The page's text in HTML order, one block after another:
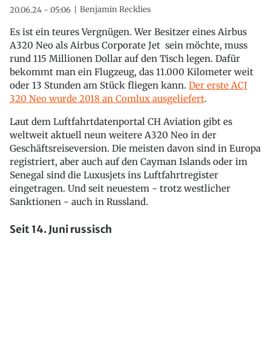
20.06.24 - 05:06 Benjamin Recklies
Es ist ein teures Vergnügen. Wer Besitzer eines Airbus
A320 Neo als Airbus Corporate Jet sein möchte, muss
rund 115 Millionen Dollar auf den Tisch legen. Dafür
bekommt man ein Flugzeug, das 11.000 Kilometer weit
oder 13 Stunden am Stück fliegen kann. Der erste ACJ
320 Neo wurde 2018 an Comlux ausgeliefert.
Laut dem Luftfahrtdatenportal CH Aviation gibt es
weltweit aktuell neun weitere A320 Neo in der
Geschäftsreiseversion. Die meisten davon sind in Europa
registriert, aber auch auf den Cayman Islands oder im
Senegal sind die Luxusjets ins Luftfahrtregister
eingetragen. Und seit neuestem - trotz westlicher
Sanktionen - auch in Russland.
Seit 14. Juni russisch